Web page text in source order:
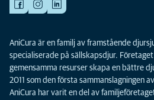
AniCura är en familj av framstående
specialiserade på sällskapsdjur.
gemensamma resurser skapa en bättre
2011 som den första sammanslagningen
AniCura har varit en del av